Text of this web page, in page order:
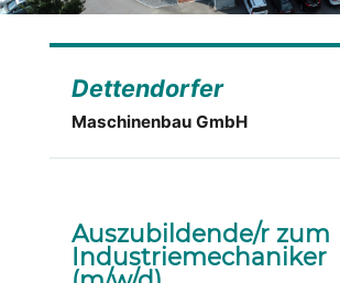
Dettendorfer
Maschinenbau GmbH
Auszubildende/r zum
Industriemechaniker